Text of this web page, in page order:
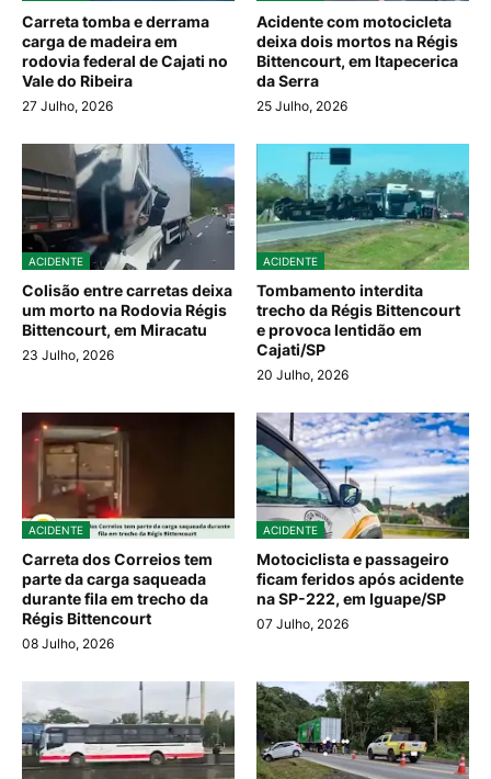
Carreta tomba e derrama
carga de madeira em
rodovia federal de Cajati no
Vale do Ribeira
27 Julho, 2026
Acidente com motocicleta
deixa dois mortos na Régis
Bittencourt, em Itapecerica
da Serra
25 Julho, 2026
ACIDENTE
Colisão entre carretas deixa
um morto na Rodovia Régis
Bittencourt, em Miracatu
23 Julho, 2026
ACIDENTE
Tombamento interdita
trecho da Régis Bittencourt
e provoca lentidão em
Cajati/SP
20 Julho, 2026
ACIDENTE
Carreta dos Correios tem
parte da carga saqueada
durante fila em trecho da
Régis Bittencourt
08 Julho, 2026
ACIDENTE
Motociclista e passageiro
ficam feridos após acidente
na SP-222, em Iguape/SP
07 Julho, 2026